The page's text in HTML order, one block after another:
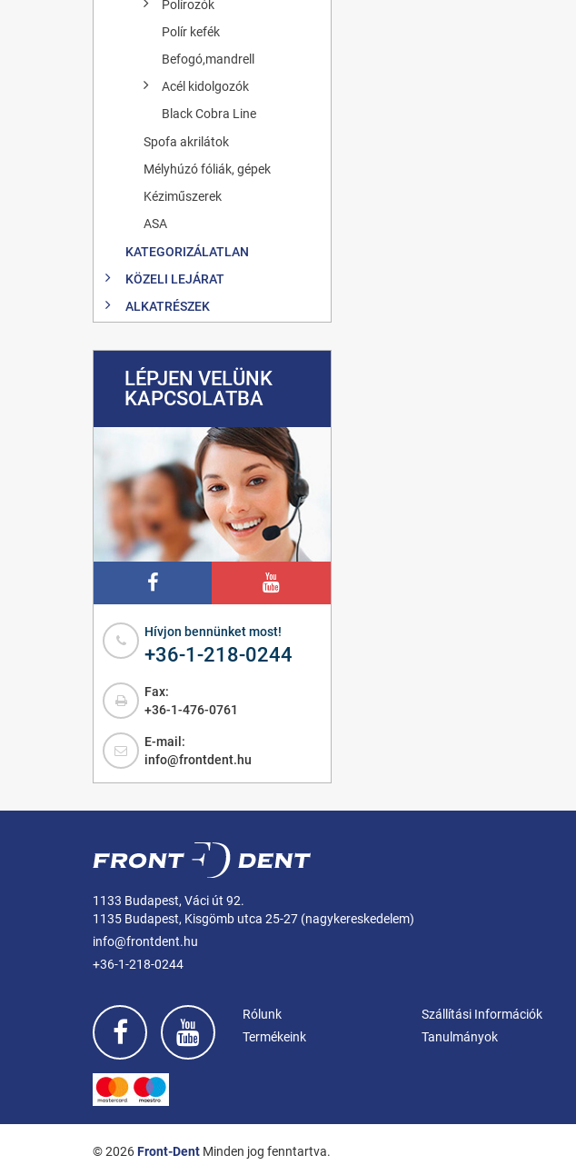
Polírozók
Polír kefék
Befogó,mandrell
Acél kidolgozók
Black Cobra Line
Spofa akrilátok
Mélyhúzó fóliák, gépek
Kéziműszerek
ASA
KATEGORIZÁLATLAN
KÖZELI LEJÁRAT
ALKATRÉSZEK
LÉPJEN VELÜNK
KAPCSOLATBA
Hívjon bennünket most!
+36-1-218-0244
Fax:
+36-1-476-0761
E-mail:
info@frontdent.hu
1133 Budapest, Váci út 92.
1135 Budapest, Kisgömb utca 25-27 (nagykereskedelem)
info@frontdent.hu
+36-1-218-0244
Rólunk Szállítási Információk
Termékeink
Tanulmányok
© 2026Front-Dent Minden jog fenntartva.